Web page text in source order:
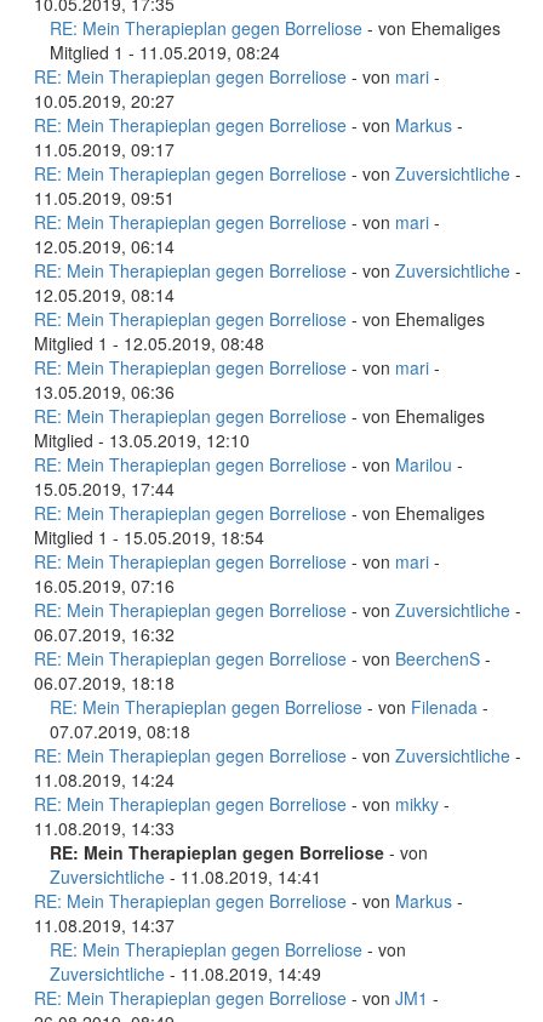
RE: Mein Therapieplan gegen Borreliose - von Ehemaliges
Mitglied 1 - 11.05.2019, 08:24
RE: Mein Therapieplan gegen Borreliose - von mari -
10.05.2019, 20:27
RE: Mein Therapieplan gegen Borreliose - von Markus -
11.05.2019, 09:17
RE: Mein Therapieplan gegen Borreliose - von Zuversichtliche -
11.05.2019, 09:51
RE: Mein Therapieplan gegen Borreliose - von mari -
12.05.2019, 06:14
RE: Mein Therapieplan gegen Borreliose - von Zuversichtliche -
12.05.2019, 08:14
RE: Mein Therapieplan gegen Borreliose - von Ehemaliges
Mitglied 1 - 12.05.2019, 08:48
RE: Mein Therapieplan gegen Borreliose - von mari -
13.05.2019, 06:36
RE: Mein Therapieplan gegen Borreliose - von Ehemaliges
Mitglied - 13.05.2019, 12:10
RE: Mein Therapieplan gegen Borreliose - von Marilou -
15.05.2019, 17:44
RE: Mein Therapieplan gegen Borreliose - von Ehemaliges
Mitglied 1 - 15.05.2019, 18:54
RE: Mein Therapieplan gegen Borreliose - von mari -
16.05.2019, 07:16
RE: Mein Therapieplan gegen Borreliose - von Zuversichtliche -
06.07.2019, 16:32
RE: Mein Therapieplan gegen Borreliose - von BeerchenS -
06.07.2019, 18:18
RE: Mein Therapieplan gegen Borreliose - von Filenada -
07.07.2019, 08:18
RE: Mein Therapieplan gegen Borreliose - von Zuversichtliche -
11.08.2019, 14:24
RE: Mein Therapieplan gegen Borreliose - von mikky -
11.08.2019, 14:33
RE: Mein Therapieplan gegen Borreliose - von
Zuversichtliche - 11.08.2019, 14:41
RE: Mein Therapieplan gegen Borreliose - von Markus -
11.08.2019, 14:37
RE: Mein Therapieplan gegen Borreliose - von
Zuversichtliche - 11.08.2019, 14:49
RE: Mein Therapieplan gegen Borreliose - von JM1 -